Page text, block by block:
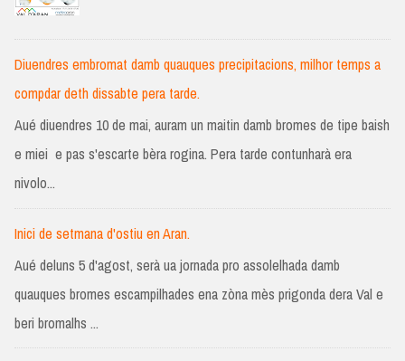
Diuendres embromat damb quauques precipitacions, milhor temps a
compdar deth dissabte pera tarde.
Aué diuendres 10 de mai, auram un maitin damb bromes de tipe baish
e miei e pas s'escarte bèra rogina. Pera tarde contunharà era
nivolo...
Inici de setmana d'ostiu en Aran.
Aué deluns 5 d'agost, serà ua jornada pro assolelhada damb
quauques bromes escampilhades ena zòna mès prigonda dera Val e
beri bromalhs ...